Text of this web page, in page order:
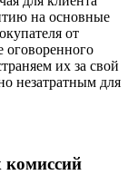
на основные
от
оговоренного
их за свой
незатратным для
комиссий